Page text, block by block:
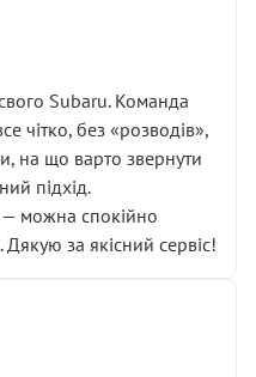
Subaru. Команда
чітко, без «розводів»,
на що варто звернути
підхід.
можна спокійно
за якісний сервіс!